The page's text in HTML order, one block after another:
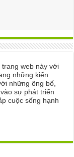
web này với
những kiến
những ông bố,
sự phát triển
cuộc sống hạnh